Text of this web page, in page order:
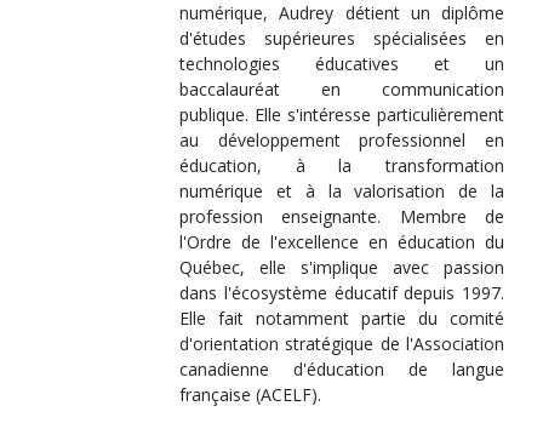
numérique, Audrey détient un diplôme
d'études supérieures spécialisées en
technologies éducatives et un
baccalauréat en communication
publique. Elle s'intéresse particulièrement
au développement professionnel en
éducation, à la transformation
numérique et à la valorisation de la
profession enseignante. Membre de
l'Ordre de l'excellence en éducation du
Québec, elle s'implique avec passion
dans l'écosystème éducatif depuis 1997.
Elle fait notamment partie du comité
d'orientation stratégique de l'Association
canadienne d'éducation de langue
française (ACELF).